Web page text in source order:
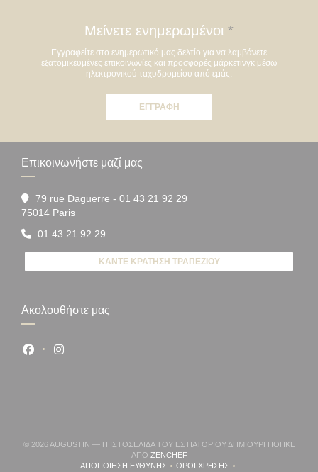
Μείνετε ενημερωμένοι *
Εγγραφείτε στο ενημερωτικό μας δελτίο για να λαμβάνετε
εξατομικευμένες επικοινωνίες και προσφορές μάρκετινγκ μέσω
ηλεκτρονικού ταχυδρομείου από εμάς.
ΕΓΓΡΑΦΉ
Επικοινωνήστε μαζί μας
79 rue Daguerre - 01 43 21 92 29
75014 Paris((ανοίγει σε νέο παράθυρο))
01 43 21 92 29
ΚΆΝΤΕ ΚΡΆΤΗΣΗ ΤΡΑΠΕΖΙΟΎ
Ακολουθήστε μας
Facebook ((ανοίγει σε νέο παράθυρο))
Instagram ((ανοίγει σε νέο παράθυρο))
© 2026 AUGUSTIN — Η ΙΣΤΟΣΕΛΊΔΑ ΤΟΥ ΕΣΤΙΑΤΟΡΊΟΥ ΔΗΜΙΟΥΡΓΉΘΗΚΕ
ΑΠΌ ZENCHEF((ΑΝΟΊΓΕΙ ΣΕ ΝΈΟ ΠΑΡΆΘΥΡΟ))
ΑΠΟΠΟΊΗΣΗ ΕΥΘΎΝΗΣ((ΑΝΟΊΓΕΙ ΣΕ ΝΈΟ ΠΑΡΆΘΥΡΟ))
ΌΡΟΙ ΧΡΉΣΗΣ((ΑΝΟΊΓΕΙ ΣΕ ΝΈΟ